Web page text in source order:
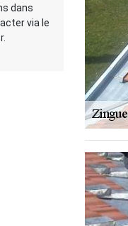
dans
via le